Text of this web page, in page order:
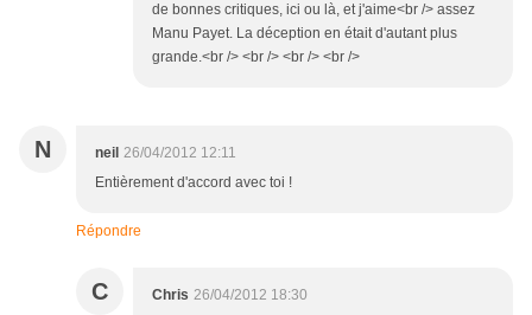
de bonnes critiques, ici ou là, et j'aime<br /> assez
Manu Payet. La déception en était d'autant plus
grande.<br /> <br /> <br /> <br />
N neil 26/04/2012 12:11
Entièrement d'accord avec toi !
Répondre
C Chris 26/04/2012 18:30